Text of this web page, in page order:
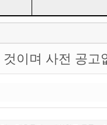
이며 사전 공고